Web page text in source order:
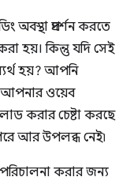
অবস্থা প্রদর্শন করতে
হয়। কিন্তু যদি সেই
হয়? আপনি
আপনার ওয়েব
করার চেষ্টা করছে
আর উপলব্ধ নেই৷
করার জন্য